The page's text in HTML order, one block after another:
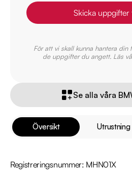
Översikt Utrustning
Registreringsnummer: MHN01X
Skicka uppgifter
För att vi skall kunna hantera din
de uppgifter du angett. Läs
Se alla våra